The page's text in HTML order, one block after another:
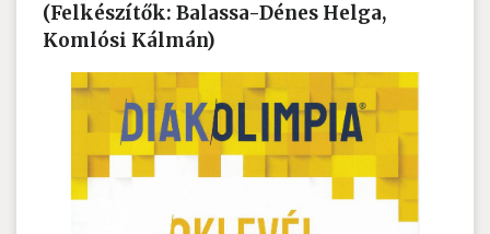
(Felkészítők: Balassa-Dénes Helga,
Komlósi Kálmán)